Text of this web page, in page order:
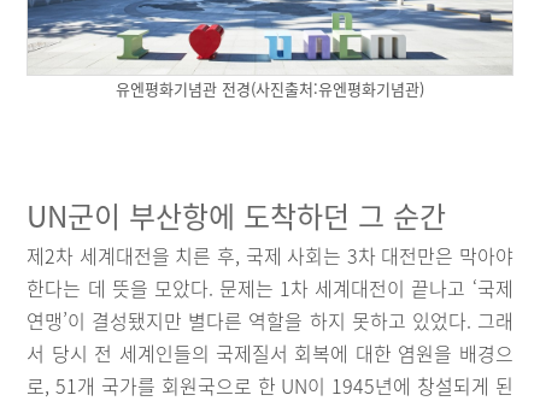
유엔평화기념관 전경(사진출처:유엔평화기념관)
UN군이 부산항에 도착하던 그 순간
제2차 세계대전을 치른 후, 국제 사회는 3차 대전만은 막아야
한다는 데 뜻을 모았다. 문제는 1차 세계대전이 끝나고 ‘국제
연맹’이 결성됐지만 별다른 역할을 하지 못하고 있었다. 그래
서 당시 전 세계인들의 국제질서 회복에 대한 염원을 배경으
로, 51개 국가를 회원국으로 한 UN이 1945년에 창설되게 된